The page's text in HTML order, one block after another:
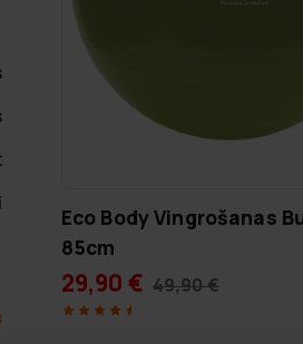
Eco Body Vingrošanas
85cm
29,90 € 49,90 €